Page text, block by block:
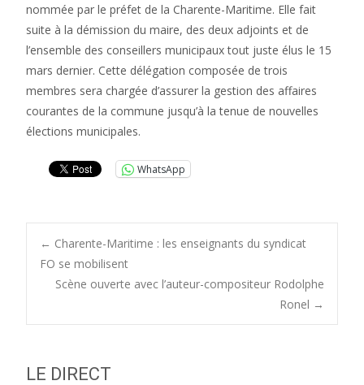
nommée par le préfet de la Charente-Maritime. Elle fait
suite à la démission du maire, des deux adjoints et de
l’ensemble des conseillers municipaux tout juste élus le 15
mars dernier. Cette délégation composée de trois
membres sera chargée d’assurer la gestion des affaires
courantes de la commune jusqu’à la tenue de nouvelles
élections municipales.
WhatsApp
Post
← Charente-Maritime : les enseignants du syndicat
FO se mobilisent
Scène ouverte avec l’auteur-compositeur Rodolphe
Ronel →
LE DIRECT